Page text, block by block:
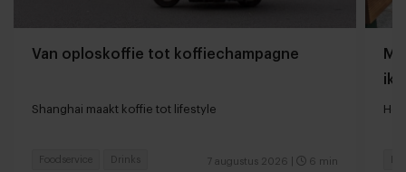
Van oploskoffie tot koffiechampagne
Shanghai maakt koffie tot lifestyle
7 augustus 2026 6 min
Foodservice Drinks
ik